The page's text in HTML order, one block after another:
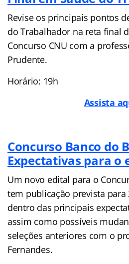
Revise os principais pontos
do Trabalhador na reta final
Concurso CNU com a
Prudente.
Horário: 19h
Assista
Concurso Banco do
Expectativas para o
Um novo edital para o
tem publicação prevista para
dentro das principais
assim como possíveis
seleções anteriores com o
Fernandes.